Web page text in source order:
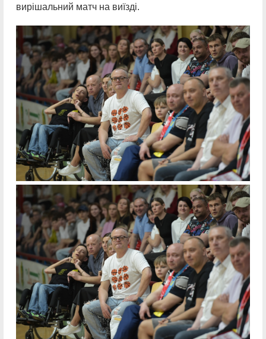
вирішальний матч на виїзді.